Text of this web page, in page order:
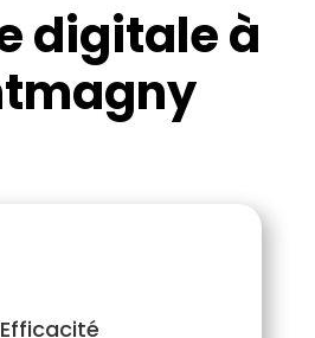
digitale à
Efficacité